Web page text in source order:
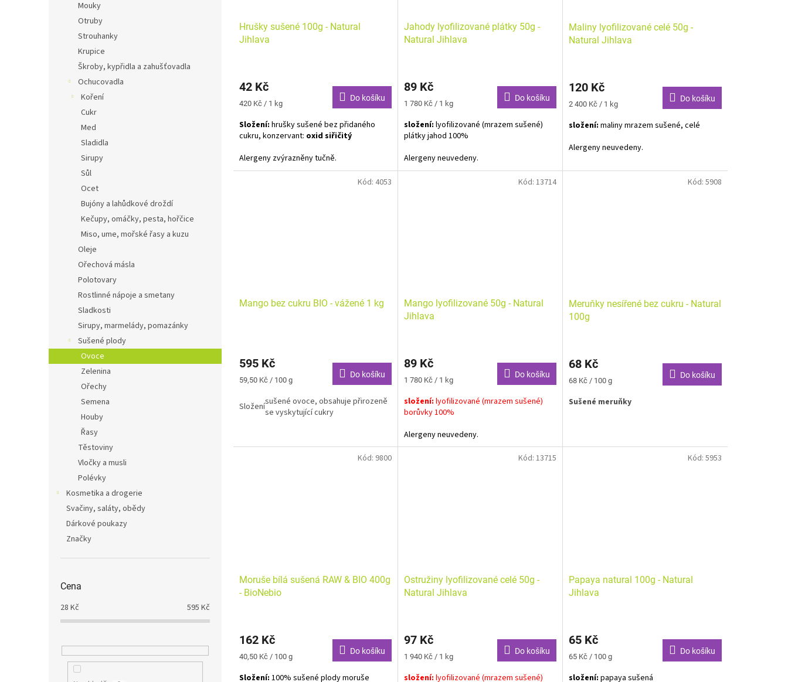
Mouky
Otruby
Strouhanky
Krupice
Škroby, kypřidla a zahušťovadla
Ochucovadla
Koření
Cukr
Med
Sladidla
Sirupy
Sůl
Ocet
Bujóny a lahůdkové droždí
Kečupy, omáčky, pesta, hořčice
Miso, ume, mořské řasy a kuzu
Oleje
Ořechová másla
Polotovary
Rostlinné nápoje a smetany
Sladkosti
Sirupy, marmelády, pomazánky
Sušené plody
Ovoce
Zelenina
Ořechy
Semena
Houby
Řasy
Těstoviny
Vločky a musli
Polévky
Kosmetika a drogerie
Svačiny, saláty, obědy
Dárkové poukazy
Značky
Cena
28 Kč 595 Kč
Hrušky sušené 100g - Natural
Jihlava
42 Kč
Měrná
420 Kč / 1 kg
Do košíku
Složení: hrušky sušené bez přidaného
cukru, konzervant: oxid siřičitý
Alergeny zvýrazněny tučně.
Jahody lyofilizované plátky 50g -
Natural Jihlava
89 Kč
Měrná
1 780 Kč / 1 kg
Do košíku
složení: lyofilizované (mrazem sušené)
plátky jahod 100%
Alergeny neuvedeny.
Maliny lyofilizované celé 50g -
Natural Jihlava
120 Kč
Měrná
2 400 Kč / 1 kg
Do košíku
složení: maliny mrazem sušené, celé
Alergeny neuvedeny.
Mango bez cukru BIO - vážené 1 kg
595 Kč
Měrná
59,50 Kč / 100 g
Do košíku
Složenísušené ovoce, obsahuje přirozeně
se vyskytující cukry
Kód: 4053
Mango lyofilizované 50g - Natural
Jihlava
89 Kč
Měrná
1 780 Kč / 1 kg
Do košíku
složení: lyofilizované (mrazem sušené)
borůvky 100%
Alergeny neuvedeny.
Kód: 13714
Meruňky nesířené bez cukru - Natural
100g
68 Kč
Měrná
68 Kč / 100 g
Do košíku
Sušené meruňky
Kód: 5908
Moruše bílá sušená RAW & BIO 400g
- BioNebio
162 Kč
Měrná
40,50 Kč / 100 g
Do košíku
Složení: 100% sušené plody moruše
Kód: 9800
Ostružiny lyofilizované celé 50g -
Natural Jihlava
97 Kč
Měrná
1 940 Kč / 1 kg
Do košíku
složení: lyofilizované (mrazem sušené)
Kód: 13715
Papaya natural 100g - Natural
Jihlava
65 Kč
Měrná
65 Kč / 100 g
Do košíku
složení: papaya sušená
Kód: 5953